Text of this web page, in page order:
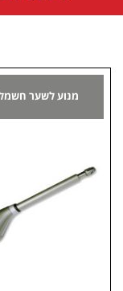
מנוע לשער חשמלי